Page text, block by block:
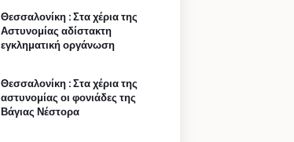
Θεσσαλονίκη : Στα χέρια της
Αστυνομίας αδίστακτη
εγκληματική οργάνωση
Θεσσαλονίκη : Στα χέρια της
αστυνομίας οι φονιάδες της
Βάγιας Νέστορα